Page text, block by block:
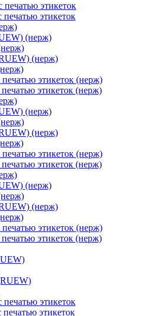
этикеток
этикеток
(нерж)
(нерж)
этикеток (нерж)
этикеток (нерж)
(нерж)
(нерж)
этикеток (нерж)
этикеток (нерж)
(нерж)
(нерж)
этикеток (нерж)
этикеток (нерж)
этикеток
этикеток